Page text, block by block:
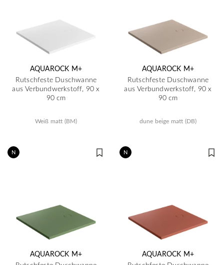
AQUAROCK M+
Rutschfeste Duschwanne
aus Verbundwerkstoff, 90 x
90 cm
Weiß matt (BM)
AQUAROCK M+
Rutschfeste Duschwanne
aus Verbundwerkstoff, 90 x
90 cm
dune beige matt (DB)
N
AQUAROCK M+
N
AQUAROCK M+